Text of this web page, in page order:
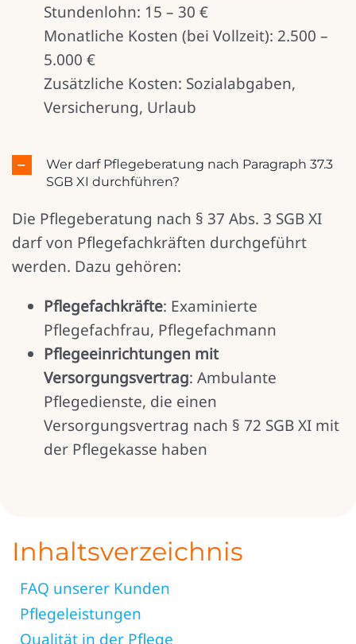
Stundenlohn: 15 – 30 €
Monatliche Kosten (bei Vollzeit): 2.500 –
5.000 €
Zusätzliche Kosten: Sozialabgaben,
Versicherung, Urlaub
Wer darf Pflegeberatung nach Paragraph 37.3
SGB XI durchführen?
Die Pflegeberatung nach § 37 Abs. 3 SGB XI
darf von Pflegefachkräften durchgeführt
werden. Dazu gehören:
Pflegefachkräfte: Examinierte
Pflegefachfrau, Pflegefachmann
Pflegeeinrichtungen mit
Versorgungsvertrag: Ambulante
Pflegedienste, die einen
Versorgungsvertrag nach § 72 SGB XI mit
der Pflegekasse haben
Inhaltsverzeichnis
FAQ unserer Kunden
Pflegeleistungen
Qualität in der Pflege